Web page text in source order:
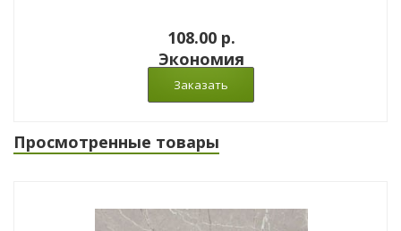
108.00 p.
Экономия
Просмотренные товары